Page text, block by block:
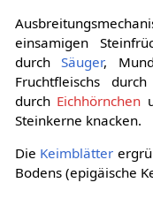
einsamigen
durchSäuger,
Fruchtfleischs durch
durch Eichhörnchen
Steinkerne knacken.
Die Keimblätter
Bodens (epigäische